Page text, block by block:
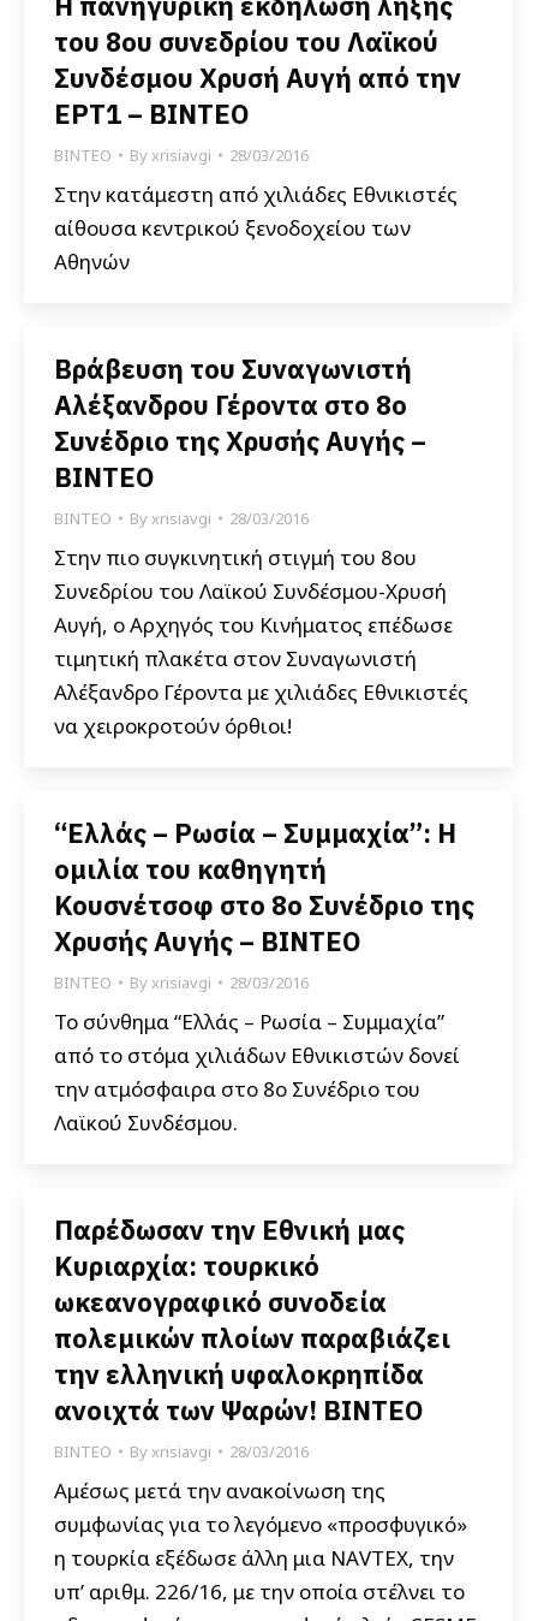
του 8ου συνεδρίου του Λαϊκού
Συνδέσμου Χρυσή Αυγή από την
ΕΡΤ1 – ΒΙΝΤΕΟ
ΒΙΝΤΕΟ Byxrisiavgi 28/03/2016
Στην κατάμεστη από χιλιάδες Εθνικιστές
αίθουσα κεντρικού ξενοδοχείου των
Αθηνών
Βράβευση του Συναγωνιστή
Αλέξανδρου Γέροντα στο 8ο
Συνέδριο της Χρυσής Αυγής –
ΒΙΝΤΕΟ
ΒΙΝΤΕΟ Byxrisiavgi 28/03/2016
Στην πιο συγκινητική στιγμή του 8ου
Συνεδρίου του Λαϊκού Συνδέσμου-Χρυσή
Αυγή, ο Αρχηγός του Κινήματος επέδωσε
τιμητική πλακέτα στον Συναγωνιστή
Αλέξανδρο Γέροντα με χιλιάδες Εθνικιστές
να χειροκροτούν όρθιοι!
“Ελλάς – Ρωσία – Συμμαχία”: Η
ομιλία του καθηγητή
Κουσνέτσοφ στο 8ο Συνέδριο της
Χρυσής Αυγής – ΒΙΝΤΕΟ
ΒΙΝΤΕΟ Byxrisiavgi 28/03/2016
Το σύνθημα “Ελλάς – Ρωσία – Συμμαχία”
από το στόμα χιλιάδων Εθνικιστών δονεί
την ατμόσφαιρα στο 8ο Συνέδριο του
Λαϊκού Συνδέσμου.
Παρέδωσαν την Εθνική μας
Κυριαρχία: τουρκικό
ωκεανογραφικό συνοδεία
πολεμικών πλοίων παραβιάζει
την ελληνική υφαλοκρηπίδα
ανοιχτά των Ψαρών! ΒΙΝΤΕΟ
ΒΙΝΤΕΟ Byxrisiavgi 28/03/2016
Aμέσως μετά την ανακοίνωση της
συμφωνίας για το λεγόμενο «προσφυγικό»
η τουρκία εξέδωσε άλλη μια ΝΑVTEX, την
υπ’ αριθμ. 226/16, με την οποία στέλνει το